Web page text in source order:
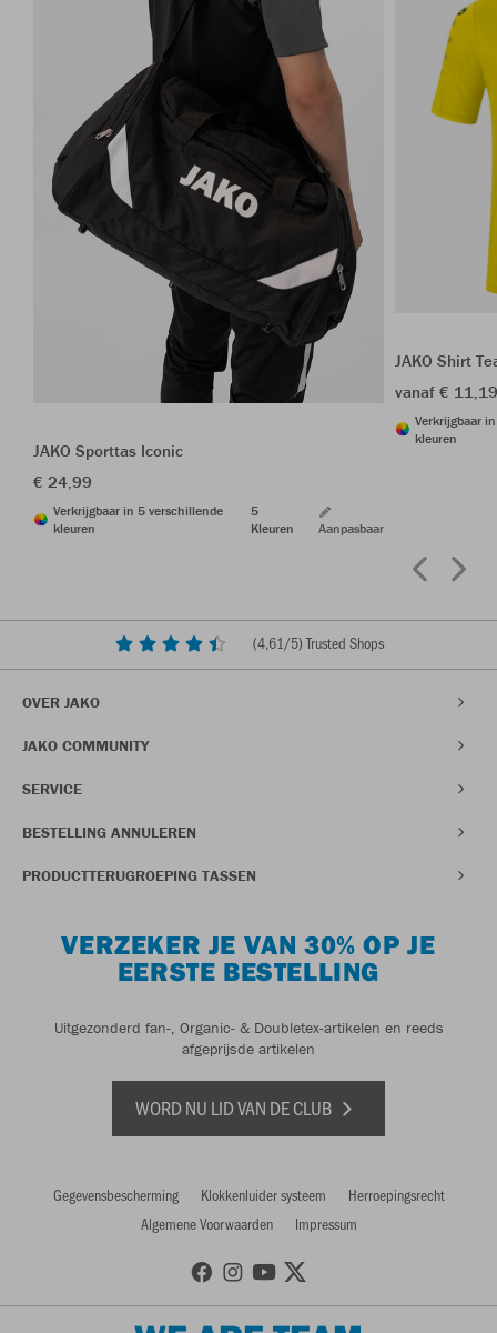
JAKO Sporttas Iconic
€ 24,99
Verkrijgbaar in 5 verschillende
kleuren
5
Kleuren
Aanpasbaar
JAKO Shirt
vanaf €
Verkrijgbaar
kleuren
(4,61/5) Trusted Shops
OVER JAKO
JAKO COMMUNITY
SERVICE
BESTELLING ANNULEREN
PRODUCTTERUGROEPING TASSEN
VERZEKER JE VAN 30% OP JE
EERSTE BESTELLING
Uitgezonderd fan-, Organic- & Doubletex-artikelen en reeds
afgeprijsde artikelen
WORD NU LID VAN DE CLUB
Gegevensbescherming Klokkenluider systeem
Herroepingsrecht
Algemene Voorwaarden
Impressum